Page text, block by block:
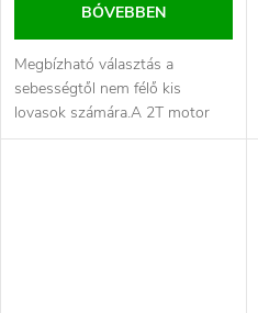
BŐVEBBEN
Megbízható választás a
sebességtől nem félő kis
lovasok számára.A 2T motor
teljesen új koncepciója 60cc-es